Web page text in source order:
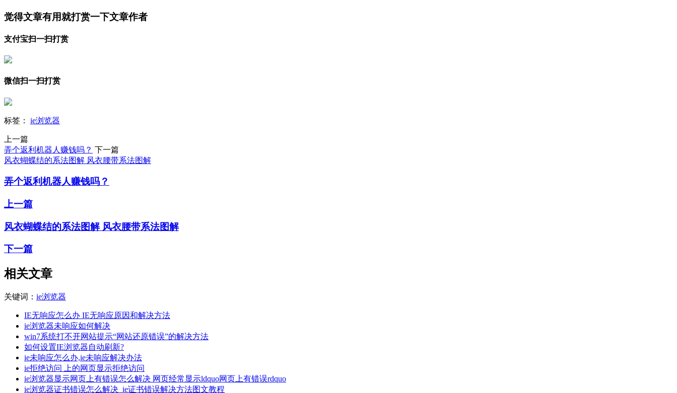
觉得文章有用就打赏一下文章作者
支付宝扫一扫打赏
微信扫一扫打赏
标签： ie浏览器
上一篇
弄个返利机器人赚钱吗？ 下一篇
风衣蝴蝶结的系法图解 风衣腰带系法图解
弄个返利机器人赚钱吗？
上一篇
风衣蝴蝶结的系法图解 风衣腰带系法图解
下一篇
相关文章
关键词： ie浏览器
IE无响应怎么办 IE无响应原因和解决方法
ie浏览器未响应如何解决
win7系统打不开网站提示“网站还原错误”的解决方法
如何设置IE浏览器自动刷新?
ie未响应怎么办,ie未响应解决办法
ie拒绝访问 上的网页显示拒绝访问
ie浏览器显示网页上有错误怎么解决 网页经常显示ldquo网页上有错误rdquo
ie浏览器证书错误怎么解决_ie证书错误解决方法图文教程